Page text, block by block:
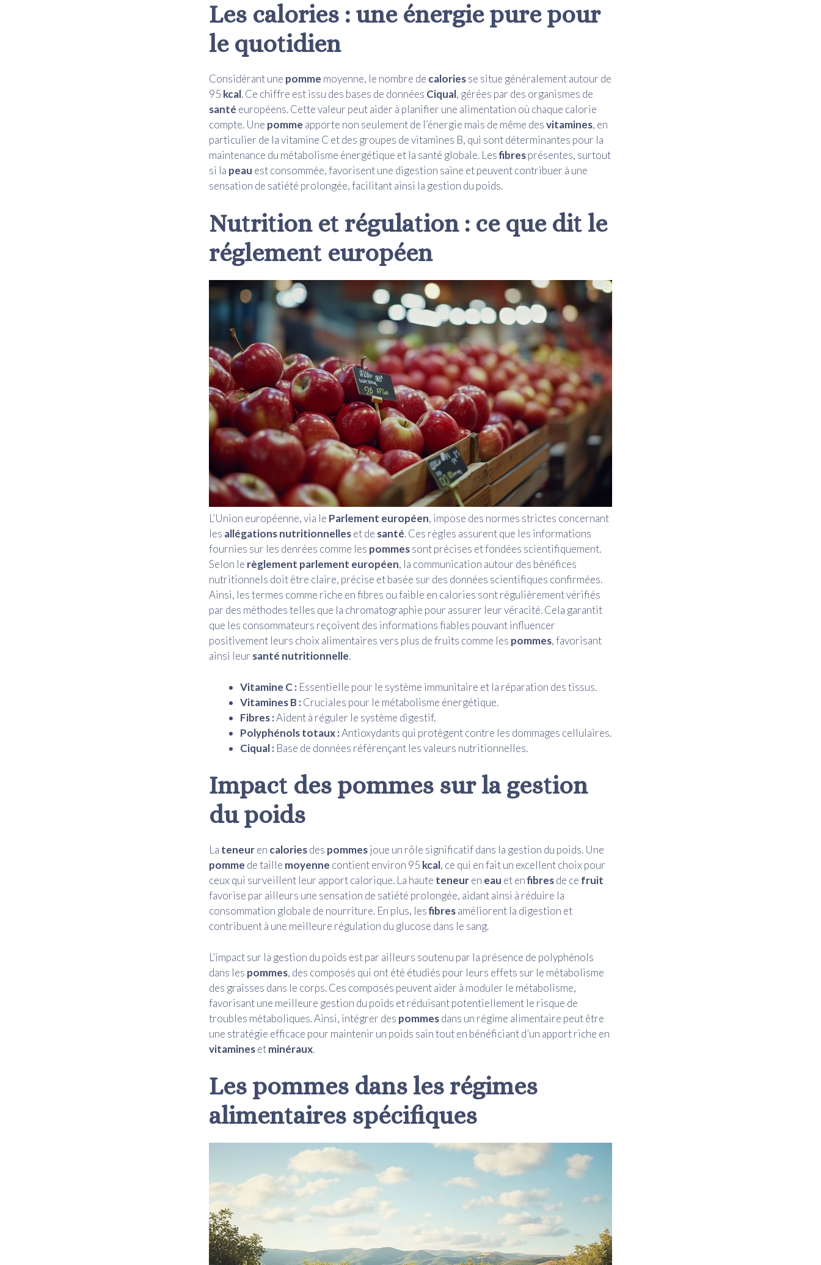
Les calories : une énergie pure pour
le quotidien
Considérant une pomme moyenne, le nombre de caloriesse situe généralement autour de
95 kcal. Ce chiffre est issu des bases de données Ciqual, gérées par des organismes de
santé européens. Cette valeur peut aider à planifier une alimentation où chaque calorie
compte. Une pomme apporte non seulement de l’énergie mais de même desvitamines, en
particulier de la vitamine C et des groupes de vitamines B, qui sont déterminantes pour la
maintenance du métabolisme énergétique et la santé globale. Lesfibresprésentes, surtout
si la peau est consommée, favorisent une digestion saine et peuvent contribuer à une
sensation de satiété prolongée, facilitant ainsi la gestion du poids.
Nutrition et régulation : ce que dit le
réglement européen
L’Union européenne, via le Parlement européen, impose des normes strictes concernant
les allégations nutritionnelleset de santé. Ces règles assurent que les informations
fournies sur les denrées comme les pommessont précises et fondées scientifiquement.
Selon le règlement parlement européen, la communication autour des bénéfices
nutritionnels doit être claire, précise et basée sur des données scientifiques confirmées.
Ainsi, les termes comme riche en fibres ou faible en calories sont régulièrement vérifiés
par des méthodes telles que la chromatographie pour assurer leur véracité. Cela garantit
que les consommateurs reçoivent des informations fiables pouvant influencer
positivement leurs choix alimentaires vers plus de fruits comme les pommes, favorisant
ainsi leur santé nutritionnelle.
Vitamine C : Essentielle pour le système immunitaire et la réparation des tissus.
Vitamines B :Cruciales pour le métabolisme énergétique.
Fibres :Aident à réguler le système digestif.
Polyphénols totaux :Antioxydants qui protègent contre les dommages cellulaires.
Ciqual : Base de données référençant les valeurs nutritionnelles.
Impact des pommes sur la gestion
du poids
La teneuren caloriesdes pommesjoue un rôle significatif dans la gestion du poids. Une
pomme de taille moyenne contient environ 95 kcal, ce qui en fait un excellent choix pour
ceux qui surveillent leur apport calorique. La haute teneuren eau et enfibresde ce fruit
favorise par ailleurs une sensation de satiété prolongée, aidant ainsi à réduire la
consommation globale de nourriture. En plus, lesfibresaméliorent la digestion et
contribuent à une meilleure régulation du glucose dans le sang.
L’impact sur la gestion du poids est par ailleurs soutenu par la présence de polyphénols
dans les pommes, des composés qui ont été étudiés pour leurs effets sur le métabolisme
des graisses dans le corps. Ces composés peuvent aider à moduler le métabolisme,
favorisant une meilleure gestion du poids et réduisant potentiellement le risque de
troubles métaboliques. Ainsi, intégrer des pommesdans un régime alimentaire peut être
une stratégie efficace pour maintenir un poids sain tout en bénéficiant d’un apport riche en
vitaminesetminéraux.
Les pommes dans les régimes
alimentaires spécifiques